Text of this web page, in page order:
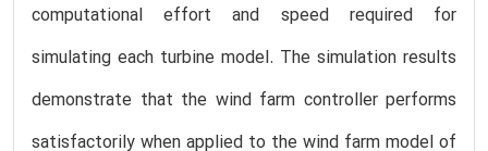
computational effort and speed required for
simulating each turbine model. The simulation results
demonstrate that the wind farm controller performs
satisfactorily when applied to the wind farm model of